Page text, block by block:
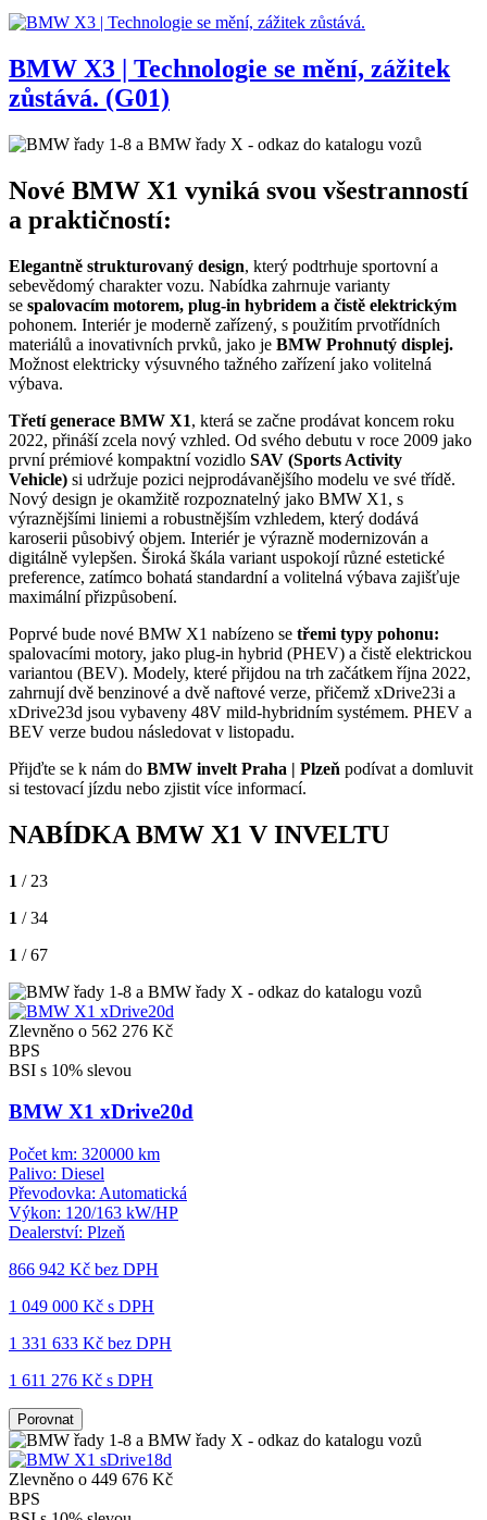
BMW X3 | Technologie se mění, zážitek
zůstává. (G01)
Nové BMW X1 vyniká svou všestranností
a praktičností:
Elegantně strukturovaný design, který podtrhuje sportovní a
sebevědomý charakter vozu. Nabídka zahrnuje varianty
se spalovacím motorem, plug-in hybridem a čistě elektrickým
pohonem. Interiér je moderně zařízený, s použitím prvotřídních
materiálů a inovativních prvků, jako je BMW Prohnutý displej.
Možnost elektricky výsuvného tažného zařízení jako volitelná
výbava.
Třetí generace BMW X1, která se začne prodávat koncem roku
2022, přináší zcela nový vzhled. Od svého debutu v roce 2009 jako
první prémiové kompaktní vozidlo SAV (Sports Activity
Vehicle) si udržuje pozici nejprodávanějšího modelu ve své třídě.
Nový design je okamžitě rozpoznatelný jako BMW X1, s
výraznějšími liniemi a robustnějším vzhledem, který dodává
karoserii působivý objem. Interiér je výrazně modernizován a
digitálně vylepšen. Široká škála variant uspokojí různé estetické
preference, zatímco bohatá standardní a volitelná výbava zajišťuje
maximální přizpůsobení.
Poprvé bude nové BMW X1 nabízeno se třemi typy pohonu:
spalovacími motory, jako plug-in hybrid (PHEV) a čistě elektrickou
variantou (BEV). Modely, které přijdou na trh začátkem října 2022,
zahrnují dvě benzinové a dvě naftové verze, přičemž xDrive23i a
xDrive23d jsou vybaveny 48V mild-hybridním systémem. PHEV a
BEV verze budou následovat v listopadu.
Přijďte se k nám do BMW invelt Praha | Plzeň podívat a domluvit
si testovací jízdu nebo zjistit více informací.
NABÍDKA BMW X1 V INVELTU
1 / 23
1 / 34
1 / 67
Zlevněno o 562 276 Kč
BPS
BSI s 10% slevou
BMW X1 xDrive20d
Počet km: 320000 km
Palivo: Diesel
Převodovka: Automatická
Výkon: 120/163 kW/HP
Dealerství: Plzeň
866 942 Kč bez DPH
1 049 000 Kč s DPH
1 331 633 Kč bez DPH
1 611 276 Kč s DPH
Porovnat
Zlevněno o 449 676 Kč
BPS